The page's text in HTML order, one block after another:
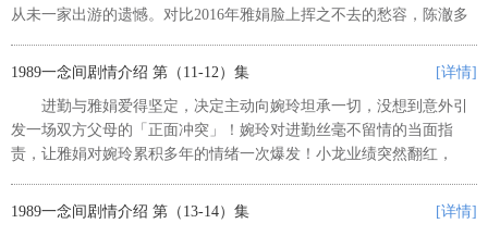
从未一家出游的遗憾。对比2016年雅娟脸上挥之不去的愁容，陈澈多
对真真无微不至、温柔体...
1989一念间剧情介绍 第（11-12）集 [详情]
进勤与雅娟爱得坚定，决定主动向婉玲坦承一切，没想到意外引
发一场双方父母的「正面冲突」！婉玲对进勤丝毫不留情的当面指
责，让雅娟对婉玲累积多年的情绪一次爆发！小龙业绩突然翻红，
在2016是通缉犯的人物一现身，...
1989一念间剧情介绍 第（13-14）集 [详情]